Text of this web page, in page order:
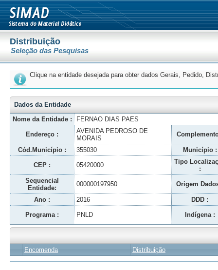
Distribuição
Seleção das Pesquisas
Clique na entidade desejada para obter dados Gerais, Pedido,
Dados da Entidade
Nome da Entidade :
FERNAO DIAS PAES
Endereço :
AVENIDA PEDROSO DE
MORAIS
Cód.Município : 355030 Município :
CEP : 05420000
Tipo
:
Sequencial
Entidade:
000000197950 Origem
Ano : 2016 DDD :
Programa : PNLD Indígena :
Encomenda Distribuição